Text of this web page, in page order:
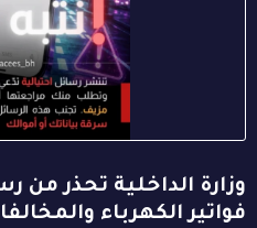
وزارة الداخلية تحذر من
فواتير الكهرباء